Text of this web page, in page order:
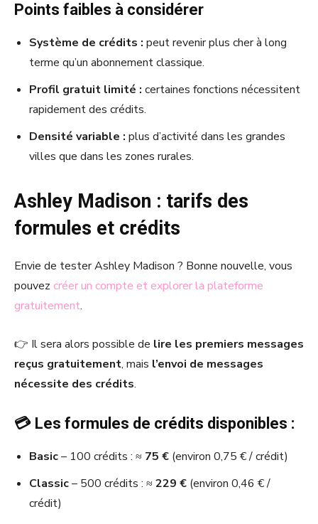
Points faibles à considérer
Système de crédits : peut revenir plus cher à long
terme qu’un abonnement classique.
Profil gratuit limité : certaines fonctions nécessitent
rapidement des crédits.
Densité variable : plus d’activité dans les grandes
villes que dans les zones rurales.
Ashley Madison : tarifs des
formules et crédits
Envie de tester Ashley Madison ? Bonne nouvelle, vous
pouvez créer un compte et explorer la plateforme
gratuitement.
👉 Il sera alors possible de lire les premiers messages
reçus gratuitement, mais l’envoi de messages
nécessite des crédits.
💳 Les formules de crédits disponibles :
Basic– 100 crédits : ≈ 75 € (environ 0,75 € / crédit)
Classic– 500 crédits : ≈229 € (environ 0,46 € /
crédit)